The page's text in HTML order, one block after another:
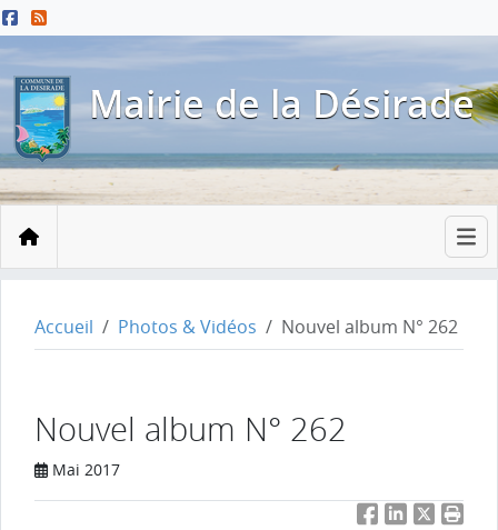
Menu principal
Contenu principal
Pied de page
Mairie de la Désirade
Accueil
Accueil Photos & Vidéos Nouvel album N° 262
Nouvel album N° 262
Mai 2017
FacebookLinkedIn
Twitter